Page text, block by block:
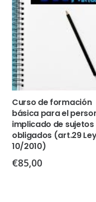
Curso de formación
básica para el
implicado de sujetos
obligados (art.29
10/2010)
€85,00